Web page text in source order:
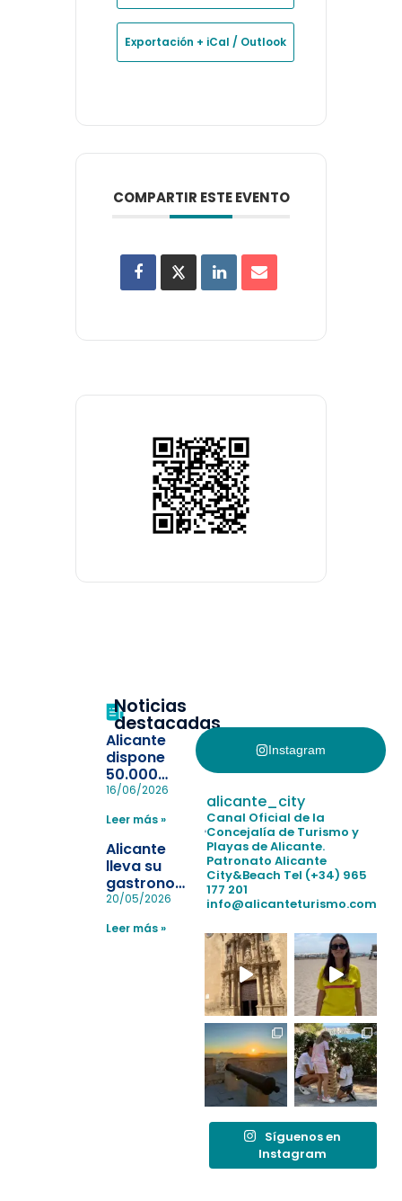
Exportación + iCal / Outlook
COMPARTIR ESTE EVENTO
Noticias
destacadas
Alicante
dispone
50.000
pulseras
la
pérdida de niños
en las
playas y
realiza con
éxito un
simulacro de socorrismo
16/06/2026
Leer más »
Alicante
lleva su
gastronomía
a Madrid
reforzar el
20/05/2026
Leer más »
Instagram
alicante_city
Canal Oficial de la
Concejalía de Turismo y
Playas de Alicante.
Patronato Alicante
City&Beach Tel (+34) 965
177 201
info@alicanteturismo.com
Síguenos en
Instagram